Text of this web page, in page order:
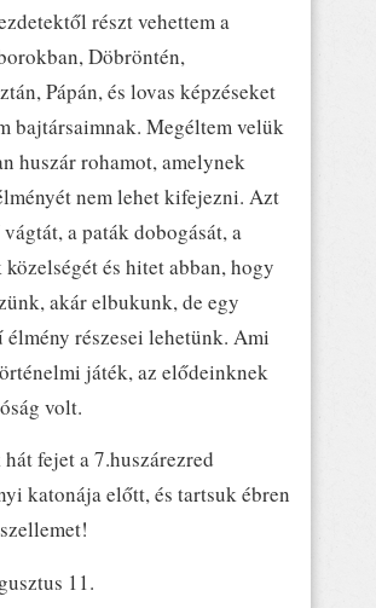
részt vehettem a
Döbröntén,
Pápán, és lovas képzéseket
bajtársaimnak. Megéltem velük
huszár rohamot, amelynek
nem lehet kifejezni. Azt
a paták dobogását, a
és hitet abban, hogy
akár elbukunk, de egy
élmény részesei lehetünk. Ami
játék, az elődeinknek
volt.
fejet a 7.huszárezred
katonája előtt, és tartsuk ébren
11.